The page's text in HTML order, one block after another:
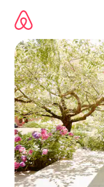
directement
contenu